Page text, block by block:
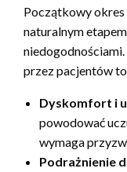
Początkowy
naturalnym
przez pacjentów
Dyskomfort i
powodować
wymaga
Podrażnienie